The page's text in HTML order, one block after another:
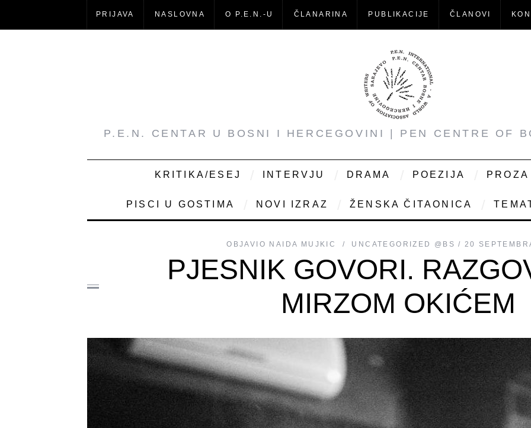
PRIJAVA NASLOVNA O P.E.N.-U ČLANARINA PUBLIKACIJE ČLANOVI
P.E.N. CENTAR U BOSNI I HERCEGOVINI | PEN CENTRE OF
KRITIKA/ESEJ INTERVJU DRAMA POEZIJA PROZA
PISCI U GOSTIMA NOVI IZRAZ ŽENSKA ČITAONICA
OBJAVIO NAIDA MUJKIC UNCATEGORIZED @BS 20
PJESNIK GOVORI.
MIRZOM OKIĆEM